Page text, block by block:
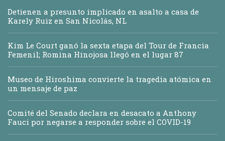
Detienen a presunto implicado en asalto a casa de
Karely Ruiz en San Nicolás, NL
Kim Le Court ganó la sexta etapa del Tour de Francia
Femenil; Romina Hinojosa llegó en el lugar 87
Museo de Hiroshima convierte la tragedia atómica en
un mensaje de paz
Comité del Senado declara en desacato a Anthony
Fauci por negarse a responder sobre el COVID-19